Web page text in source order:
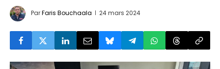
ParFaris Bouchaala 24 mars 2024